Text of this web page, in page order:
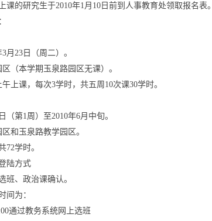
课的研究生于2010年1月10日前到人事教育处领取报名表。
月23日（周二）。
（本学期玉泉路园区无课）。
上课，每次3学时，共五周10次课30学时。
（第1周）至2010年6月中旬。
和玉泉路教学园区。
72学时。
陆方式
班、政治课确认。
间为：
通过教务系统网上选班